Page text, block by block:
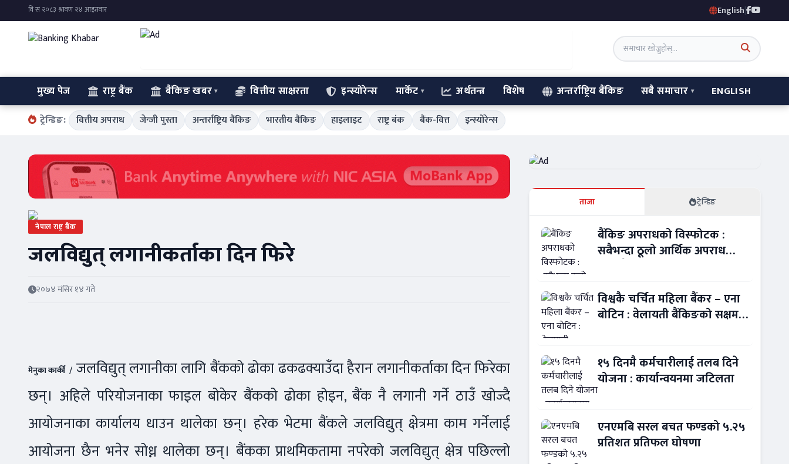
English|
मुख्य पेज राष्ट्र बैंक बैंकिङ खबर वित्तीय साक्षरता इन्स्योरेन्स मार्केट अर्थतन्त्र विशेष अन्तर्राष्ट्रिय बैंकिङ सबै समाचार ENGLISH
ट्रेन्डिङ: वित्तीय अपराध जेन्जी पुस्ता अन्तर्राष्ट्रिय बैंकिङ भारतीय बैंकिङ हाइलाइट राष्ट्र बंक बैंक-वित्त इन्स्योरेन्स
नेपाल राष्ट्र बैंक
जलविद्युत् लगानीकर्ताका दिन फिरे
२०७४ मंसिर १४ गते
मेनुका कार्की / जलविद्युत् लगानीका लागि बैंकको ढोका ढकढक्याउँदा हैरान लगानीकर्ताका दिन फिरेका
छन्। अहिले परियोजनाका फाइल बोकेर बैंकको ढोका होइन, बैंक नै लगानी गर्ने ठाउँ खोज्दै
आयोजनाका कार्यालय धाउन थालेका छन्। हरेक भेटमा बैंकले जलविद्युत् क्षेत्रमा काम गर्नेलाई
आयोजना छैन भनेर सोध्न थालेका छन्। बैंकका प्राथमिकतामा नपरेको जलविद्युत् क्षेत्र पछिल्लो
ताजा ट्रेन्डिङ
बैंकिङ अपराधको विस्फोटक :
सबैभन्दा ठूलो आर्थिक अपराध
विश्वकै चर्चित महिला बैंकर – एना
बोटिन : वेलायती बैंकिङको सक्षम
१५ दिनमै कर्मचारीलाई तलब दिने
योजना : कार्यान्वयनमा जटिलता
एनएमबि सरल बचत फण्डको ५.२५
प्रतिशत प्रतिफल घोषणा